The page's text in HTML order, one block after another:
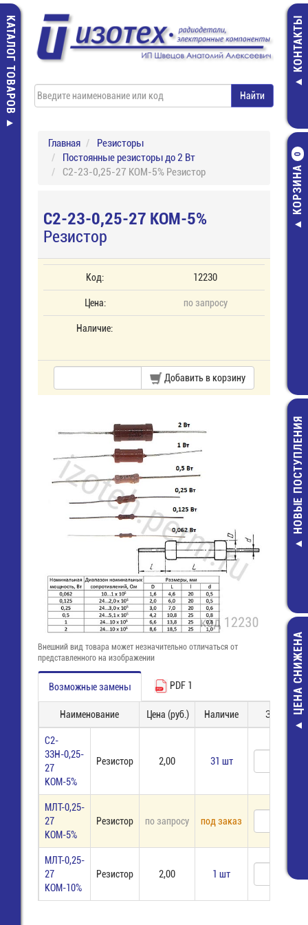
КАТАЛОГ ТОВАРОВ КОНТАКТЫ
КОРЗИНА
0
SMA
обжимной под
(SMA-C58J)
7809A) (GSA-
НОВЫЕ ПОСТУПЛЕНИЯ
78,00 руб.
ЦЕНА СНИЖЕНА
Главная
Резисторы
Постоянные резисторы до 2 Вт
С2-23-0,25-27 КОМ-5% Резистор
С2-23-0,25-27 КОМ-5%
Резистор
Код: 12230
Цена: по запросу
Наличие:
Добавить в корзину
Внешний вид товара может незначительно отличаться от
представленного на изображении
Возможные замены PDF 1
Наименование Цена (руб.) Наличие Заказ
С2-
33Н-0,25-
27
КОМ-5%
Резистор 2,00 31 шт
МЛТ-0,25-
27
КОМ-5%
Резистор по запросу под заказ
МЛТ-0,25-
27
КОМ-10%
Резистор 2,00 1 шт